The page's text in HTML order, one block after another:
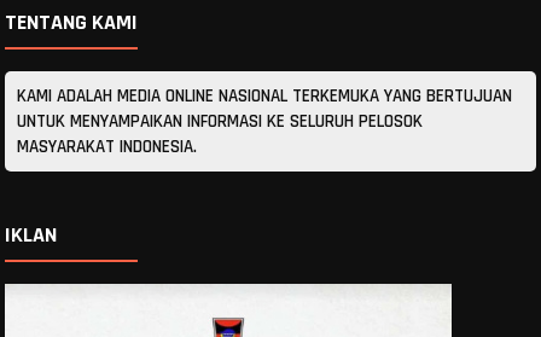
TENTANG KAMI
KAMI ADALAH MEDIA ONLINE NASIONAL TERKEMUKA YANG BERTUJUAN
UNTUK MENYAMPAIKAN INFORMASI KE SELURUH PELOSOK
MASYARAKAT INDONESIA.
IKLAN